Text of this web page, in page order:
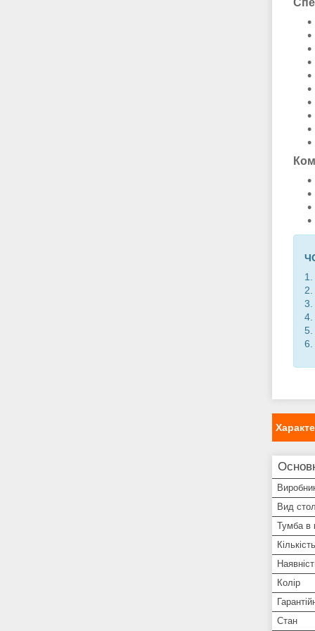
1.
2.
3.
4.
5.
6.
Вид
Тумба в
Колір
Стан